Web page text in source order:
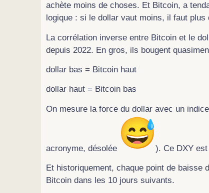
achète moins de choses. Et Bitcoin, a
logique : si le dollar vaut moins, il faut
La corrélation inverse entre Bitcoin et le
depuis 2022. En gros, ils bougent
dollar bas = Bitcoin haut
dollar haut = Bitcoin bas
On mesure la force du dollar avec un
acronyme, désolée ). Ce DXY
Et historiquement, chaque point de baisse
Bitcoin dans les 10 jours suivants.